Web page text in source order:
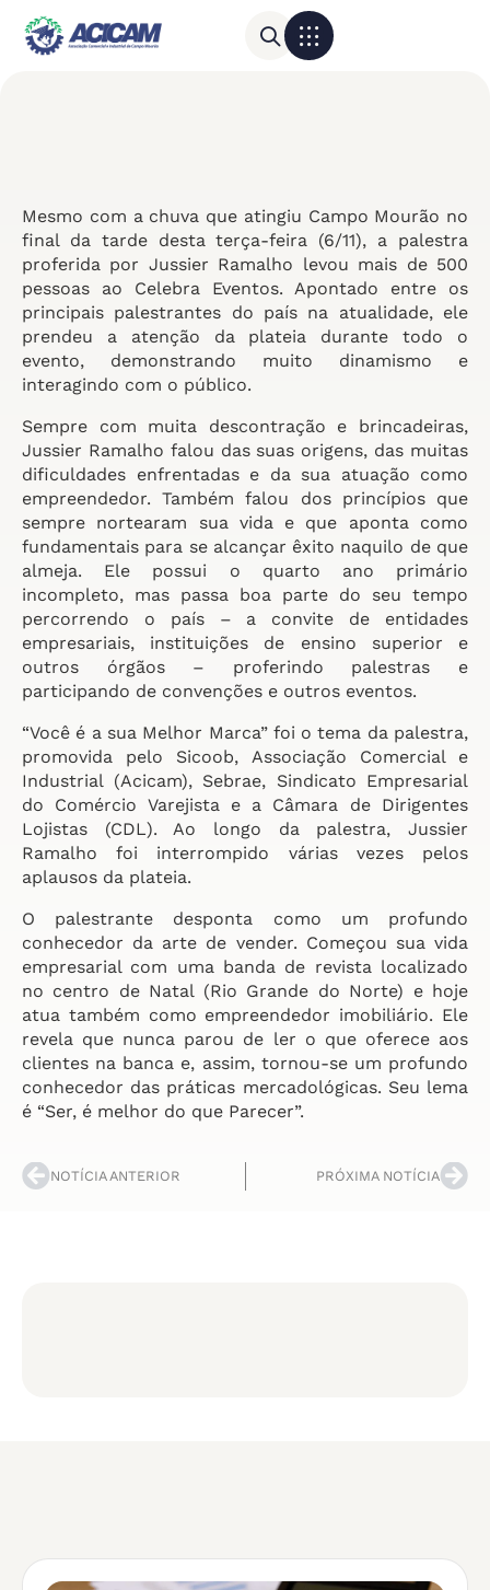
Mesmo com a chuva que atingiu Campo Mourão no
final da tarde desta terça-feira (6/11), a palestra
proferida por Jussier Ramalho levou mais de 500
pessoas ao Celebra Eventos. Apontado entre os
principais palestrantes do país na atualidade, ele
prendeu a atenção da plateia durante todo o
evento, demonstrando muito dinamismo e
interagindo com o público.
Sempre com muita descontração e brincadeiras,
Jussier Ramalho falou das suas origens, das muitas
dificuldades enfrentadas e da sua atuação como
empreendedor. Também falou dos princípios que
sempre nortearam sua vida e que aponta como
fundamentais para se alcançar êxito naquilo de que
almeja. Ele possui o quarto ano primário
incompleto, mas passa boa parte do seu tempo
percorrendo o país – a convite de entidades
empresariais, instituições de ensino superior e
outros órgãos – proferindo palestras e
participando de convenções e outros eventos.
“Você é a sua Melhor Marca” foi o tema da palestra,
promovida pelo Sicoob, Associação Comercial e
Industrial (Acicam), Sebrae, Sindicato Empresarial
do Comércio Varejista e a Câmara de Dirigentes
Lojistas (CDL). Ao longo da palestra, Jussier
Ramalho foi interrompido várias vezes pelos
aplausos da plateia.
O palestrante desponta como um profundo
conhecedor da arte de vender. Começou sua vida
empresarial com uma banda de revista localizado
no centro de Natal (Rio Grande do Norte) e hoje
atua também como empreendedor imobiliário. Ele
revela que nunca parou de ler o que oferece aos
clientes na banca e, assim, tornou-se um profundo
conhecedor das práticas mercadológicas. Seu lema
é “Ser, é melhor do que Parecer”.
NOTÍCIA ANTERIOR PRÓXIMA NOTÍCIA